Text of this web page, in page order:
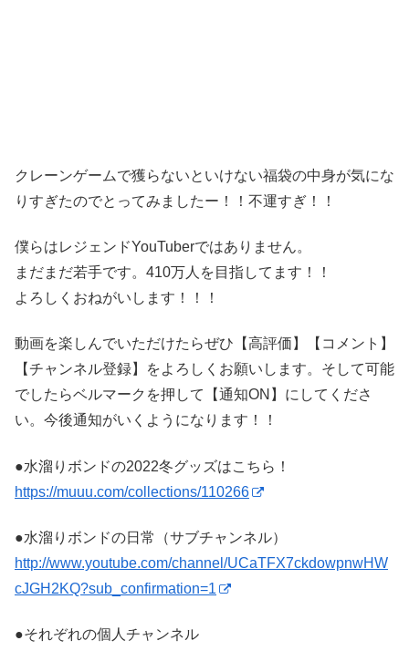
クレーンゲームで獲らないといけない福袋の中身が気にな
りすぎたのでとってみましたー！！不運すぎ！！
僕らはレジェンドYouTuberではありません。
まだまだ若手です。410万人を目指してます！！
よろしくおねがいします！！！
動画を楽しんでいただけたらぜひ【高評価】【コメント】
【チャンネル登録】をよろしくお願いします。そして可能
でしたらベルマークを押して【通知ON】にしてくださ
い。今後通知がいくようになります！！
●水溜りボンドの2022冬グッズはこちら！
https://muuu.com/collections/110266
●水溜りボンドの日常（サブチャンネル）
http://www.youtube.com/channel/UCaTFX7ckdowpnwHW
cJGH2KQ?sub_confirmation=1
●それぞれの個人チャンネル